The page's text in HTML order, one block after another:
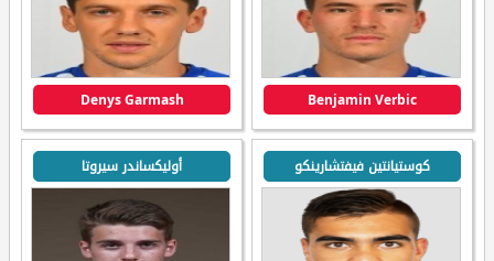
Benjamin Verbic
Denys Garmash
كوستيانتين فيفتشارينكو أوليكساندر سيروتا